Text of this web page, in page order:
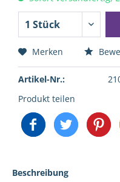
Merken
Artikel-Nr.:
Produkt teilen
Beschreibung